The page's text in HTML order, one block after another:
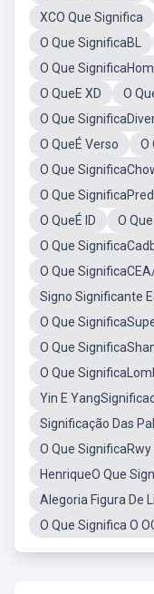
XCO Que Significa
O Que SignificaBL
O Que
O QueE XD
O
O Que
O QueÉ Verso
O
O Que
O Que
O QueÉ ID
O
O Que
O Que
Signo Significante
O Que
O Que
O Que
Yin E
Significação Das
O Que SignificaRwy
HenriqueO Que
Alegoria Figura De
O Que Significa O